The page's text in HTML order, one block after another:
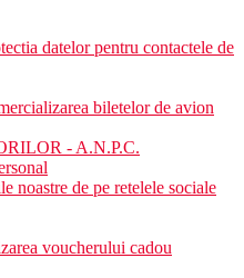
(contra cost)
datelor pentru contactele de
biletelor de avion
- A.N.P.C.
noastre de pe retelele sociale
voucherului cadou